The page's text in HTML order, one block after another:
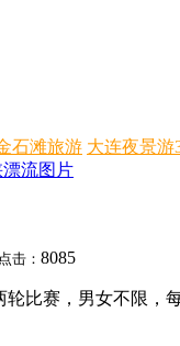
石滩旅游 大连夜景游
流图片
点击： 8085
比赛，男女不限